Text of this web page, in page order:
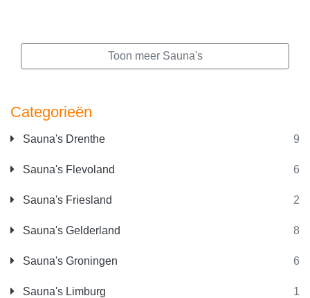
Categorieën
Sauna's Drenthe 9
Sauna's Flevoland 6
Sauna's Friesland 2
Sauna's Gelderland 8
Sauna's Groningen 6
Sauna's Limburg 1
Toon meer Sauna's